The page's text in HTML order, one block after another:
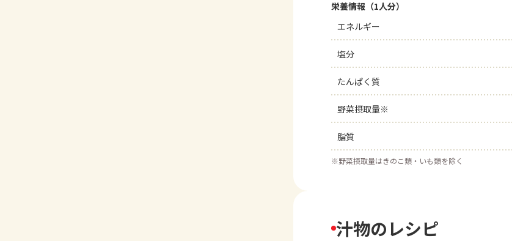
栄養情報（1人分）
エネルギー
塩分
たんぱく質
野菜摂取量※
脂質
※野菜摂取量はきのこ類・いも類を除く
汁物のレシピ